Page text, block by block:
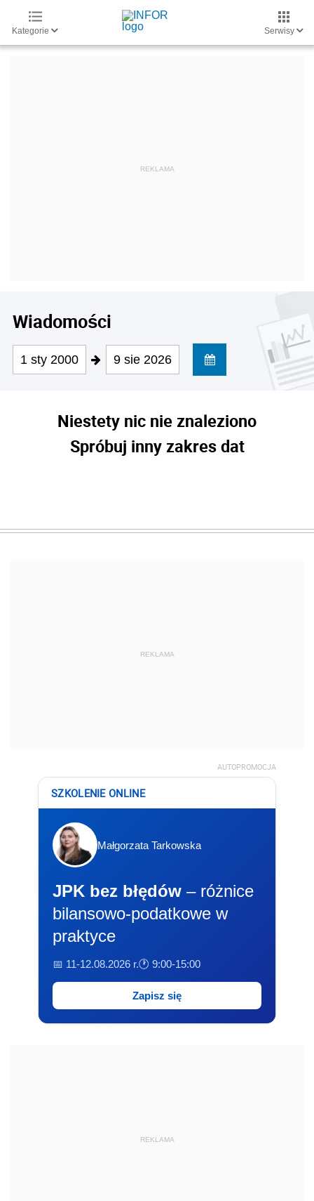
Kategorie Serwisy
Wiadomości
1 sty 2000 9 sie 2026
Niestety nic nie znaleziono
Spróbuj inny zakres dat
REKLAMA
AUTOPROMOCJA
SZKOLENIE ONLINE
Małgorzata Tarkowska
JPK bez błędów – różnice
bilansowo-podatkowe w
praktyce
📅 11-12.08.2026 r.🕐 9:00-15:00
Zapisz się
REKLAMA